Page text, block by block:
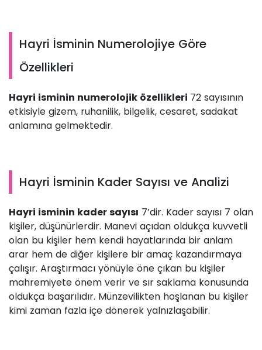
Hayri İsminin Numerolojiye Göre
Özellikleri
Hayri isminin numerolojik özellikleri 72 sayısının
etkisiyle gizem, ruhanilik, bilgelik, cesaret, sadakat
anlamına gelmektedir.
Hayri İsminin Kader Sayısı ve Analizi
Hayri isminin kader sayısı 7’dir. Kader sayısı 7 olan
kişiler, düşünürlerdir. Manevi açıdan oldukça kuvvetli
olan bu kişiler hem kendi hayatlarında bir anlam
arar hem de diğer kişilere bir amaç kazandırmaya
çalışır. Araştırmacı yönüyle öne çıkan bu kişiler
mahremiyete önem verir ve sır saklama konusunda
oldukça başarılıdır. Münzevilikten hoşlanan bu kişiler
kimi zaman fazla içe dönerek yalnızlaşabilir.